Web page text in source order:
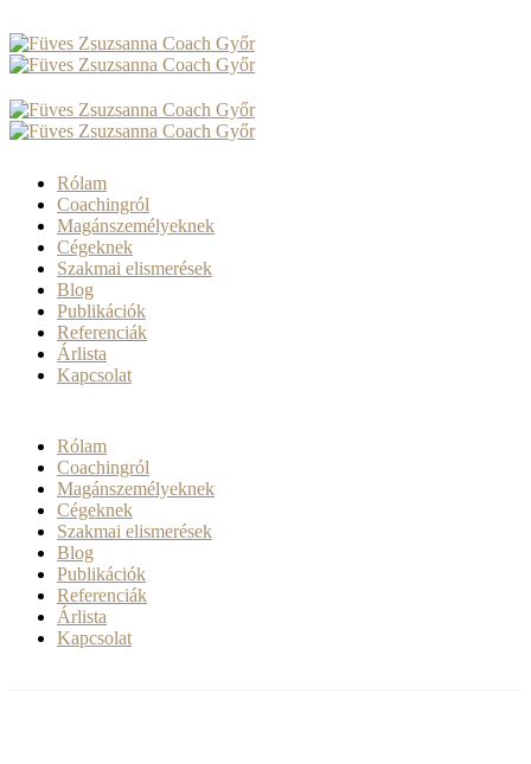
Rólam
Coachingról
Magánszemélyeknek
Cégeknek
Szakmai elismerések
Blog
Publikációk
Referenciák
Árlista
Kapcsolat
Rólam
Coachingról
Magánszemélyeknek
Cégeknek
Szakmai elismerések
Blog
Publikációk
Referenciák
Árlista
Kapcsolat